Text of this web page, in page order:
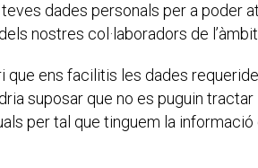
dades personals per a poder
dels nostres col·laboradors de
que ens facilitis les dades
suposar que no es puguin
per tal que tinguem la